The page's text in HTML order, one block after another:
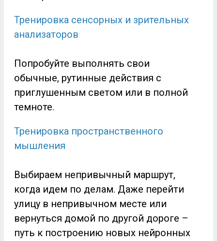
Тренировка сенсорных и зрительных
анализаторов
Попробуйте выполнять свои
обычные, рутинные действия с
приглушенным светом или в полной
темноте.
Тренировка пространственного
мышления
Выбираем непривычный маршрут,
когда идем по делам. Даже перейти
улицу в непривычном месте или
вернуться домой по другой дороге –
путь к построению новых нейронных